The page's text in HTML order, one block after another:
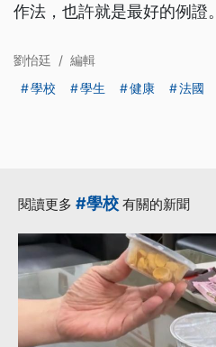
作法，也許就是最好的例證。
劉怡廷 / 編輯
學校
學生 健康 法國
閱讀更多 #學校 有關的新聞